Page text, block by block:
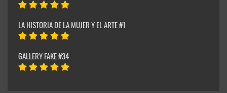
LA HISTORIA DE LA MUJER Y EL ARTE #1
GALLERY FAKE #34